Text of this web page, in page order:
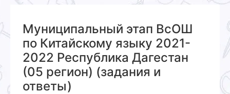
Муниципальный этап ВсОШ
по Китайскому языку 2021-
2022 Республика Дагестан
(05 регион) (задания и
ответы)